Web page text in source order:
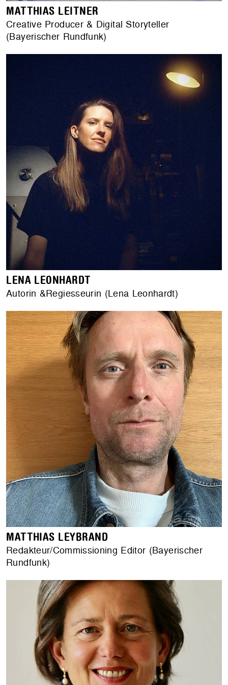
MATTHIAS LEITNER
Creative Producer & Digital Storyteller
(Bayerischer Rundfunk)
LENA LEONHARDT
Autorin &Regiesseurin (Lena Leonhardt)
MATTHIAS LEYBRAND
Redakteur/Commissioning Editor (Bayerischer
Rundfunk)